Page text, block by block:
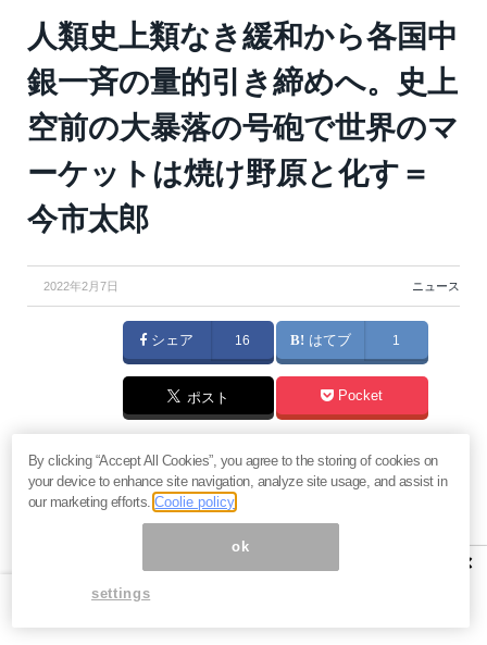
人類史上類なき緩和から各国中
銀一斉の量的引き締めへ。史上
空前の大暴落の号砲で世界のマ
ーケットは焼け野原と化す＝
今市太郎
2022年2月7日 ニュース
シェア 16 はてブ 1
ポスト Pocket
FRBの利上げ示唆に続き、英国中銀やECBも利上げモ
ードに突入し、市場もそれを折み込始めました。2008
年以降、人類史上類を見ない金融緩和で発生した全方
位バブルを本当にソフトランディングさせることはで
×
By clicking “Accept All Cookies”, you agree to the storing of cookies on
your device to enhance site navigation, analyze site usage, and assist in
our marketing efforts.Coolie policy
ok
settings